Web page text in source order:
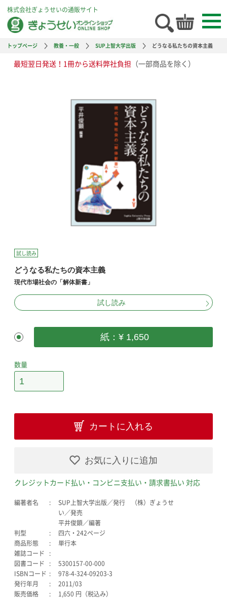
株式会社ぎょうせいの通販サイト
トップページ 教養・一般 SUP上智大学出版 どうなる私たちの資本主義
最短翌日発送！1冊から送料弊社負担 （一部商品を除く）
試し読み
どうなる私たちの資本主義
現代市場社会の「解体新書」
試し読み
紙：¥ 1,650
数量
カートに入れる
お気に入りに追加
クレジットカード払い・コンビニ支払い・請求書払い 対応
編著者名
SUP上智大学出版／発行 （株）ぎょうせ
い／発売
平井俊顕／編著
判型
四六・242ページ
商品形態
単行本
雑誌コード
図書コード
5300157-00-000
ISBNコード
978-4-324-09203-3
発行年月
2011/03
販売価格
1,650 円（税込み）